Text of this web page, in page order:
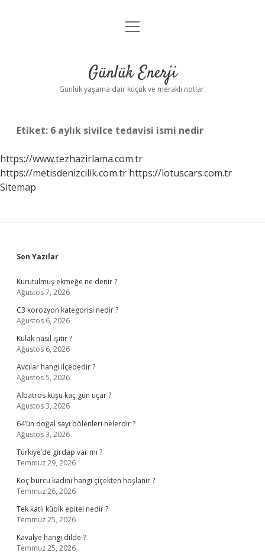
Anasayfa
Yasal Uyarı
menüyü
Günlük Enerji
Günlük yaşama dair küçük ve meraklı notlar.
Etiket: 6 aylık sivilce tedavisi ismi nedir
https://www.tezhazirlama.com.tr
https://metisdenizcilik.com.tr https://lotuscars.com.tr
Sitemap
Sidebar
Son Yazılar
Kurutulmuş ekmeğe ne denir ?
Ağustos 7, 2026
C3 korozyon kategorisi nedir ?
Ağustos 6, 2026
Kulak nasıl işitir ?
Ağustos 6, 2026
Avcılar hangi ilçededir ?
Ağustos 5, 2026
Albatros kuşu kaç gün uçar ?
Ağustos 3, 2026
64’ün doğal sayı bölenleri nelerdir ?
Ağustos 3, 2026
Türkiye’de girdap var mı ?
Temmuz 29, 2026
Koç burcu kadını hangi çiçekten hoşlanır ?
Temmuz 26, 2026
Tek katlı kübik epitel nedir ?
Temmuz 25, 2026
Kavalye hangi dilde ?
Temmuz 25, 2026